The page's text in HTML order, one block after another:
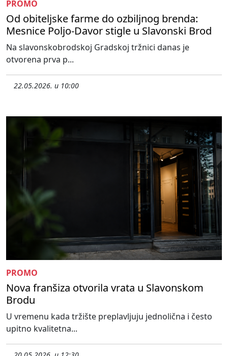
PROMO
Od obiteljske farme do ozbiljnog brenda:
Mesnice Poljo-Davor stigle u Slavonski Brod
Na slavonskobrodskoj Gradskoj tržnici danas je
otvorena prva p...
22.05.2026. u 10:00
PROMO
Nova franšiza otvorila vrata u Slavonskom
Brodu
U vremenu kada tržište preplavljuju jednolična i često
upitno kvalitetna...